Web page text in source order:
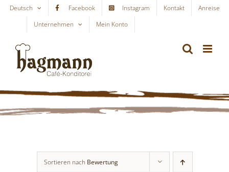
Skip
content
Deutsch Facebook Instagram Kontakt
Anreise
Unternehmen
Mein Konto
Sortieren nach Bewertung